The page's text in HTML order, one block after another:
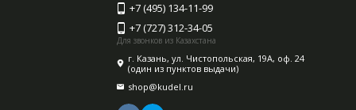
+7 (495) 134-11-99
+7 (727) 312-34-05
Для звонков из Казахстана
г. Казань, ул. Чистопольская, 19А, оф. 24
(один из пунктов выдачи)
shop@kudel.ru